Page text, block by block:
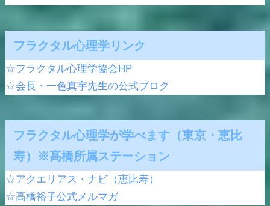
フラクタル心理学リンク
☆フラクタル心理学協会HP
☆会長・一色真宇先生の公式ブログ
フラクタル心理学が学べます（東京・恵比
寿）※髙橋所属ステーション
☆アクエリアス・ナビ（恵比寿）
☆高橋裕子公式メルマガ